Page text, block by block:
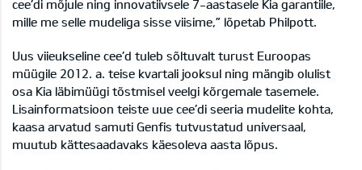
cee’di mõjule ning innovatiivsele 7-aastasele Kia garantiile,
mille me selle mudeliga sisse viisime,” lõpetab Philpott.
Uus viieukseline cee’d tuleb sõltuvalt turust Euroopas
müügile 2012. a. teise kvartali jooksul ning mängib olulist
osa Kia läbimüügi tõstmisel veelgi kõrgemale tasemele.
Lisainformatsioon teiste uue cee’di seeria mudelite kohta,
kaasa arvatud samuti Genfis tutvustatud universaal,
muutub kättesaadavaks käesoleva aasta lõpus.